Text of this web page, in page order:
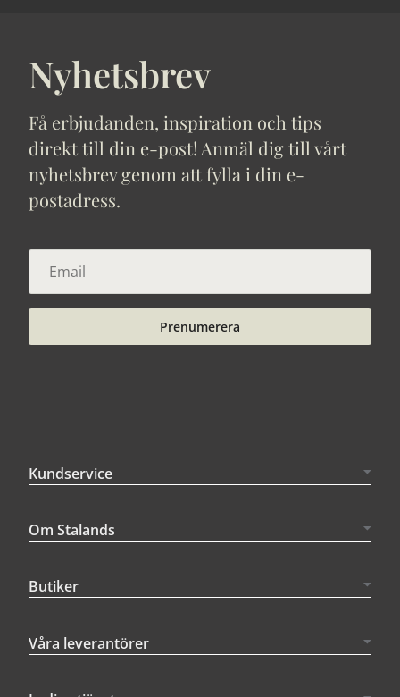
Nyhetsbrev
Få erbjudanden, inspiration och tips
direkt till din e-post! Anmäl dig till vårt
nyhetsbrev genom att fylla i din e-
postadress.
Prenumerera
Kundservice
Om Stalands
Butiker
Våra leverantörer